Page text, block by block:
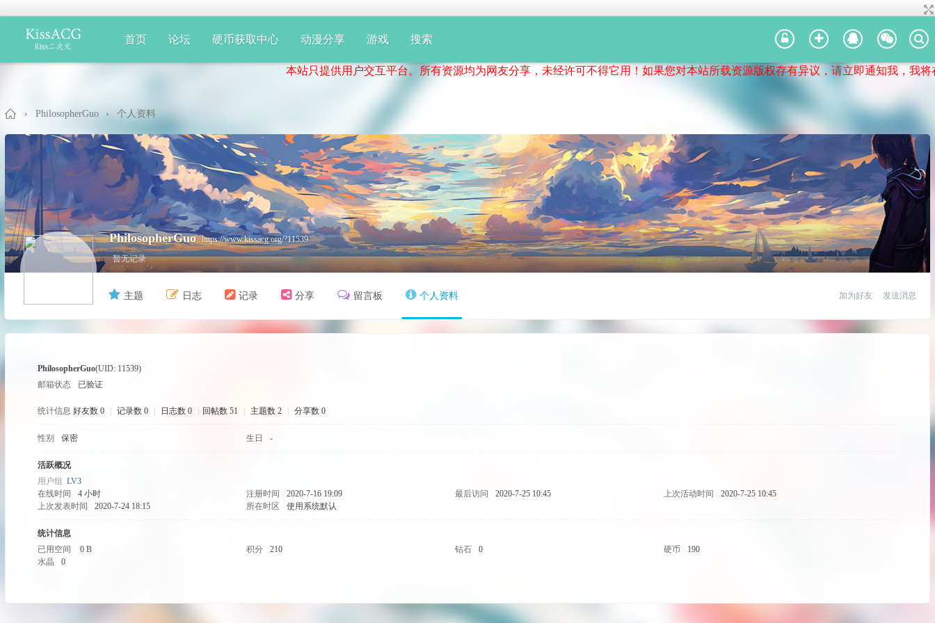
首页 论坛 硬币获取中心 动漫分享 游戏 搜索
本站只提供用户交互平台。所有资源均为网友分享，未经许可不得它用！如果您对本站所载资源版权存有异议，请立即通知我，我将在第
Ki
› PhilosopherGuo › 个人资料
PhilosopherGuo https://www.kissacg.org/?11539
暂无记录
加为好友 发送消息
主题 日志 记录 分享 留言板 个人资料
PhilosopherGuo(UID: 11539)
邮箱状态
已验证
统计信息 好友数 0 记录数 0 日志数 0 回帖数 51 主题数 2 分享数 0
性别 保密 生日 -
活跃概况
用户组 LV3
在线时间
4 小时 注册时间 2020-7-16 19:09 最后访问 2020-7-25 10:45 上次活动时间
2020-7-25 10:45
上次发表时间
2020-7-24 18:15 所在时区 使用系统默认
统计信息
已用空间
0 B 积分 210 钻石 0 硬币
190
水晶
0